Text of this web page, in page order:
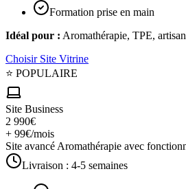
Formation prise en main
Idéal pour : Aromathérapie, TPE,
Choisir Site Vitrine
⭐ POPULAIRE
Site Business
2 990€
+ 99€/mois
Site avancé Aromathérapie avec
Livraison : 4-5 semaines